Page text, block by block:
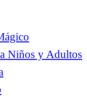
Niños y Adultos